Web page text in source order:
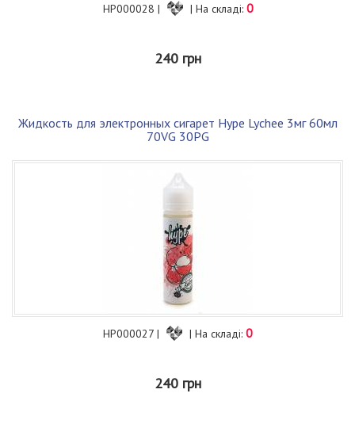
HP000028 | | На складі: 0
240 грн
Жидкость для электронных сигарет Hype Lychee 3мг 60мл
70VG 30PG
HP000027 | | На складі: 0
240 грн